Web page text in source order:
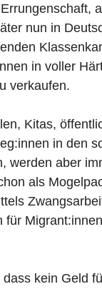
nun in
in voller
verkaufen.
Kitas,
in den
werden aber
als
für
kein Geld